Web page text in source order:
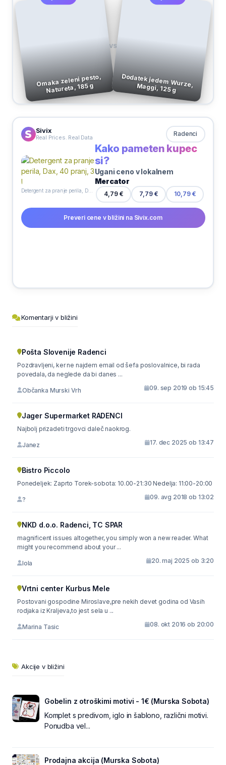
Omaka zeleni pesto,
Natureta, 185 g
VS
Dodatek jedem Wurze, Maggi, 125 g
Sivix
Real Prices. Real Data Radenci
Kako pameten kupec
si?
Ugani ceno v lokalnem
Mercator
4,79 € 7,79 € 10,79 €
Preveri cene v bližini na Sivix.com
Komentarji v bližini
Pošta Slovenije Radenci
Pozdravljeni, ker ne najdem email od šefa poslovalnice, bi rada
povedala, da neglede da bi danes ...
Občanka Murski Vrh 09. sep 2019 ob 15:45
Jager Supermarket RADENCI
Najbolj prizadeti trgovci daleč naokrog.
Janez 17. dec 2025 ob 13:47
Bistro Piccolo
Ponedeljek: Zaprto Torek-sobota: 10.00-21:30 Nedelja: 11:00-20:00
? 09. avg 2018 ob 13:02
NKD d.o.o. Radenci, TC SPAR
magnificent issues altogether, you simply won a new reader. What
might you recommend about your ...
Iola 20. maj 2025 ob 3:20
Vrtni center Kurbus Mele
Postovani gospodine Miroslave,pre nekih devet godina od Vasih
rodjaka iz Kraljeva,to jest sela u ...
Marina Tasic 08. okt 2016 ob 20:00
Akcije v bližini
Gobelin z otroškimi motivi - 1€ (Murska Sobota)
Komplet s predivom, iglo in šablono, različni motivi.
Ponudba vel...
Prodajna akcija (Murska Sobota)